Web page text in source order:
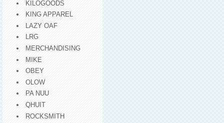
KILOGOODS
KING APPAREL
LAZY OAF
LRG
MERCHANDISING
MIKE
OBEY
OLOW
PA NUU
QHUIT
ROCKSMITH